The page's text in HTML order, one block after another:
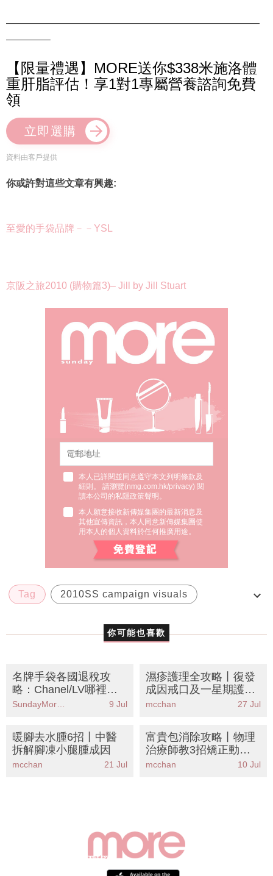
——————————————————————————
————–
【限量禮遇】MORE送你$338米施洛體
重肝脂評估！享1對1專屬營養諮詢免費
領
立即選購
資料由客戶提供
你或許對這些文章有興趣:
至愛的手袋品牌－－YSL
京阪之旅2010 (購物篇3)– Jill by Jill Stuart
本人已詳閱並同意遵守本文列明條款及
細則。 請瀏覽(nmg.com.hk/privacy) 閱
讀本公司的私隱政策聲明。
本人願意接收新傳媒集團的最新消息及
其他宣傳資訊，本人同意新傳媒集團使
用本人的個人資料於任何推廣用途。
Tag 2010SS campaign visuals
你可能也喜歡
名牌手袋各國退稅攻
略：Chanel/LV哪裡買
最划算？零配貨入手He
9 Jul
濕疹護理全攻略丨復發
成因戒口及一星期護理
表
mcchan 27 Jul
暖腳去水腫6招丨中醫
拆解腳凍小腿腫成因
mcchan 21 Jul
富貴包消除攻略丨物理
治療師教3招矯正動作
告別低頭族「龜頸」顯
mcchan 10 Jul